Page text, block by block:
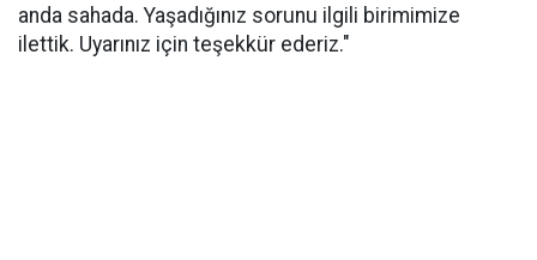
anda sahada. Yaşadığınız sorunu ilgili birimimize
ilettik. Uyarınız için teşekkür ederiz."